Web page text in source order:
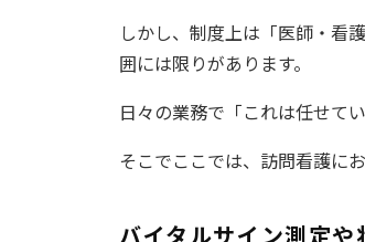
しかし、制度上は「医師・看
囲には限りがあります。
日々の業務で「これは任せて
そこでここでは、訪問看護に
バイタルサイン測定や